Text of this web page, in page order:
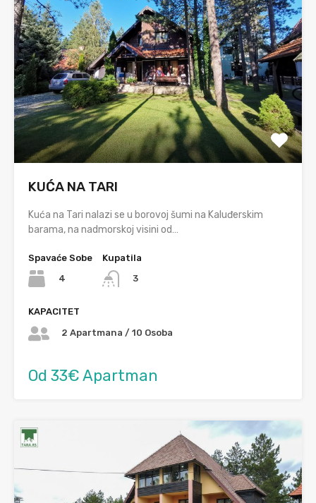
KUĆA NA TARI
Kuća na Tari nalazi se u borovoj šumi na Kaluđerskim
barama, na nadmorskoj visini od…
Spavaće Sobe
4
Kupatila
3
KAPACITET
2 Apartmana / 10 Osoba
Od 33€ Apartman